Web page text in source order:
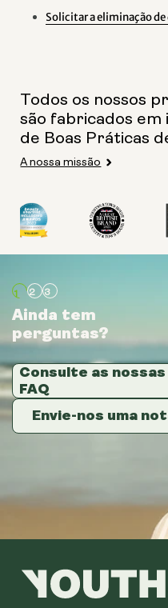
Solicitar a eliminação de
Todos os nossos
são fabricados em
de Boas Práticas
A nossa missão
Ainda tem
perguntas?
Consulte as nossas
FAQ
Envie-nos uma
Ainda tem
perguntas?
Consulte as nossas
FAQ
Envie-nos uma
Ainda tem
perguntas?
Consulte as nossas
FAQ
Envie-nos uma